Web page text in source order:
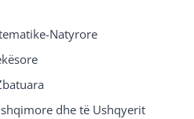
Natyrore
dhe të Ushqyerit